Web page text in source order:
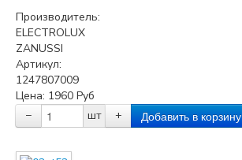
Производитель:
ELECTROLUX
ZANUSSI
Артикул:
1247807009
Цена: 1960 Руб
−
шт +